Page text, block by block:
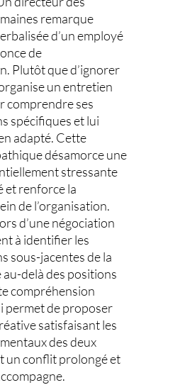
remarque
d’un employé
de
Plutôt que d’ignorer
un entretien
comprendre ses
spécifiques et lui
adapté. Cette
désamorce une
stressante
et renforce la
de l’organisation.
d’une négociation
à identifier les
sous-jacentes de la
delà des positions
compréhension
permet de proposer
satisfaisant les
des deux
un conflit prolongé et